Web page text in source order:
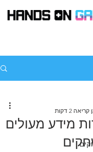
מידע מעולים
2 דקות